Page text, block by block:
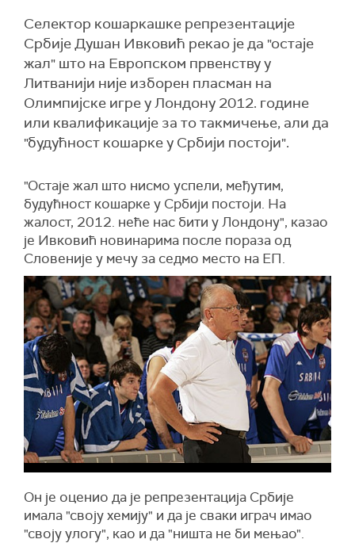
Селектор кошаркашке репрезентације
Србије Душан Ивковић рекао је да "остаје
жал" што на Европском првенству у
Литванији није изборен пласман на
Олимпијске игре у Лондону 2012. године
или квалификације за то такмичење, али да
"будућност кошарке у Србији постоји".
"Остаје жал што нисмо успели, међутим,
будућност кошарке у Србији постоји. На
жалост, 2012. неће нас бити у Лондону", казао
је Ивковић новинарима после пораза од
Словеније у мечу за седмо место на ЕП.
Он је оценио да је репрезентација Србије
имала "своју хемију" и да је сваки играч имао
"своју улогу", као и да "ништа не би мењао".